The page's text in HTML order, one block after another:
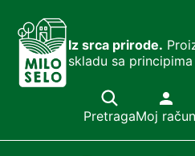
Iz srca prirode.
skladu sa principima
PretragaMoj račun